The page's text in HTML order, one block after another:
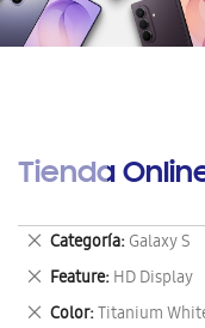
Tienda
Categoría Galaxy S
Eliminar
este
artículo
Feature HD Display
Eliminar
este
Color Titanium
Eliminar